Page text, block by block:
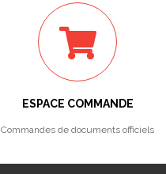
ESPACE COMMANDE
Commandes de documents officiels